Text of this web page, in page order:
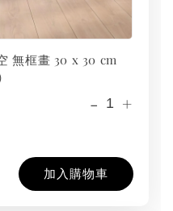
無框畫 30 x 30 cm
- +
加入購物車